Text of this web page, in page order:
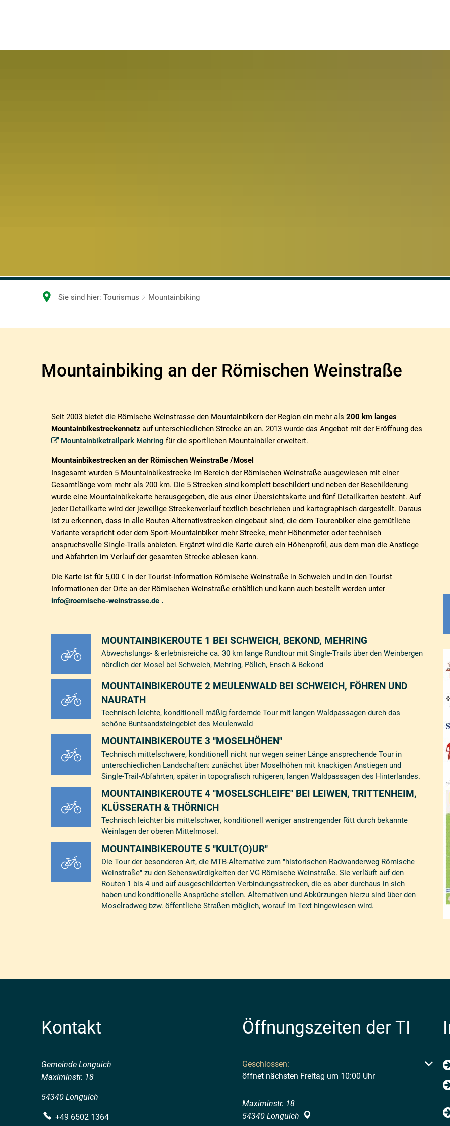
Sie sind hier: Tourismus Mountainbiking
Mountainbiking an der Römischen Weinstraße
Seit 2003 bietet die Römische Weinstrasse den Mountainbikern der Region ein mehr als 200 km langes
Mountainbikestreckennetz auf unterschiedlichen Strecke an an. 2013 wurde das Angebot mit der Eröffnung des
Mountainbiketrailpark Mehring für die sportlichen Mountainbiler erweitert.
Mountainbikestrecken an der Römischen Weinstraße /Mosel
Insgesamt wurden 5 Mountainbikestrecke im Bereich der Römischen Weinstraße ausgewiesen mit einer
Gesamtlänge vom mehr als 200 km. Die 5 Strecken sind komplett beschildert und neben der Beschilderung
wurde eine Mountainbikekarte herausgegeben, die aus einer Übersichtskarte und fünf Detailkarten besteht. Auf
jeder Detailkarte wird der jeweilige Streckenverlauf textlich beschrieben und kartographisch dargestellt. Daraus
ist zu erkennen, dass in alle Routen Alternativstrecken eingebaut sind, die dem Tourenbiker eine gemütliche
Variante verspricht oder dem Sport-Mountainbiker mehr Strecke, mehr Höhenmeter oder technisch
anspruchsvolle Single-Trails anbieten. Ergänzt wird die Karte durch ein Höhenprofil, aus dem man die Anstiege
und Abfahrten im Verlauf der gesamten Strecke ablesen kann.
Die Karte ist für 5,00 € in der Tourist-Information Römische Weinstraße in Schweich und in den Tourist
Informationen der Orte an der Römischen Weinstraße erhältlich und kann auch bestellt werden unter
info@roemische-weinstrasse.de .
MOUNTAINBIKEROUTE 1 BEI SCHWEICH, BEKOND, MEHRING
Abwechslungs- & erlebnisreiche ca. 30 km lange Rundtour mit Single-Trails über den Weinbergen
nördlich der Mosel bei Schweich, Mehring, Pölich, Ensch & Bekond
MOUNTAINBIKEROUTE 2 MEULENWALD BEI SCHWEICH, FÖHREN UND
NAURATH
Technisch leichte, konditionell mäßig fordernde Tour mit langen Waldpassagen durch das
schöne Buntsandsteingebiet des Meulenwald
MOUNTAINBIKEROUTE 3 "MOSELHÖHEN"
Technisch mittelschwere, konditionell nicht nur wegen seiner Länge ansprechende Tour in
unterschiedlichen Landschaften: zunächst über Moselhöhen mit knackigen Anstiegen und
Single-Trail-Abfahrten, später in topografisch ruhigeren, langen Waldpassagen des Hinterlandes.
MOUNTAINBIKEROUTE 4 "MOSELSCHLEIFE" BEI LEIWEN, TRITTENHEIM,
KLÜSSERATH & THÖRNICH
Technisch leichter bis mittelschwer, konditionell weniger anstrengender Ritt durch bekannte
Weinlagen der oberen Mittelmosel.
MOUNTAINBIKEROUTE 5 "KULT(O)UR"
Die Tour der besonderen Art, die MTB-Alternative zum "historischen Radwanderweg Römische
Weinstraße" zu den Sehenswürdigkeiten der VG Römische Weinstraße. Sie verläuft auf den
Routen 1 bis 4 und auf ausgeschilderten Verbindungsstrecken, die es aber durchaus in sich
haben und konditionelle Ansprüche stellen. Alternativen und Abkürzungen hierzu sind über den
Moselradweg bzw. öffentliche Straßen möglich, worauf im Text hingewiesen wird.
Kontakt
Gemeinde Longuich
Maximinstr. 18
54340 Longuich
+49 6502 1364
Öffnungszeiten der TI
Klicken, um weitere Öffnungs- oder Schließzeiten
Geschlossen:
öffnet nächsten Freitag um 10:00 Uhr
Maximinstr. 18
54340 Longuich